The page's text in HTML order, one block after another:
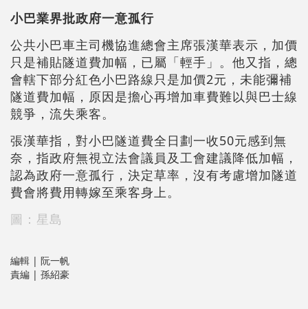
小巴業界批政府一意孤行
公共小巴車主司機協進總會主席張漢華表示，加價
只是補貼隧道費加幅，已屬「輕手」。他又指，總
會轄下部分紅色小巴路線只是加價2元，未能彌補
隧道費加幅，原因是擔心再增加車費難以與巴士線
競爭，流失乘客。
張漢華指，對小巴隧道費全日劃一收50元感到無
奈，指政府無視立法會議員及工會建議降低加幅，
認為政府一意孤行，決定草率，沒有考慮增加隧道
費會將費用轉嫁至乘客身上。
圖：星島
編輯 | 阮一帆
責編 | 孫紹豪